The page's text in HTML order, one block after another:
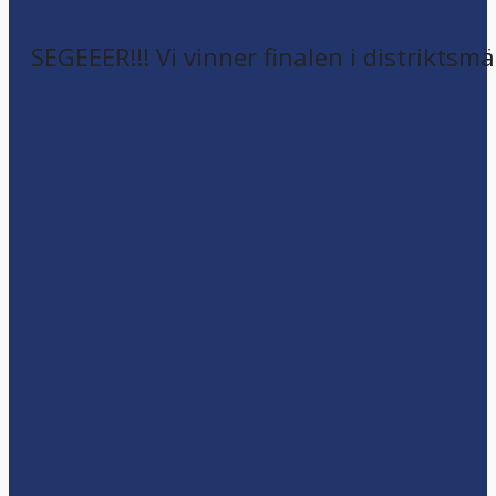
SEGEEER!!! Vi vinner finalen i